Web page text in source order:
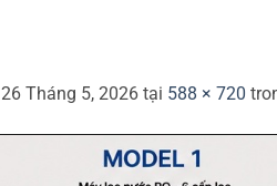
26 Tháng 5, 2026 tại 588 × 720